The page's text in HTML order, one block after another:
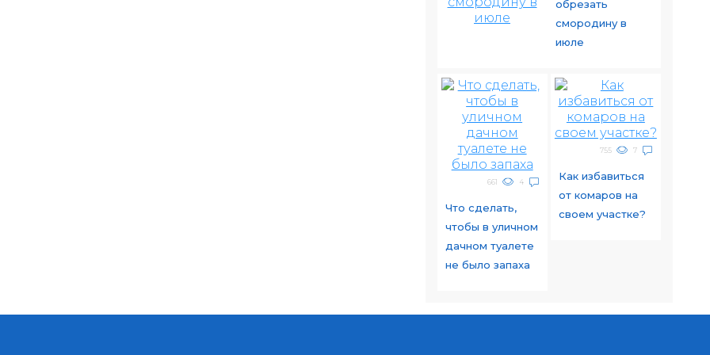
обрезать
смородину в
июле
661 4
Что сделать,
чтобы в уличном
дачном туалете
не было запаха
755 7
Как избавиться
от комаров на
своем участке?